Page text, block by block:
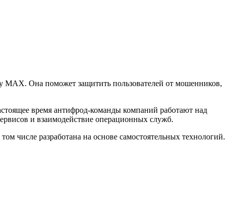
Она поможет защитить пользователей от мошенников,
время антифрод-команды компаний работают над
и взаимодействие операционных служб.
числе разработана на основе самостоятельных технологий.